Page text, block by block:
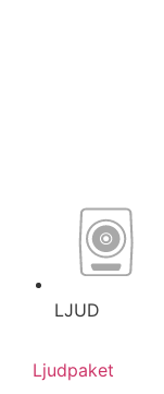
LJUD
Ljudpaket